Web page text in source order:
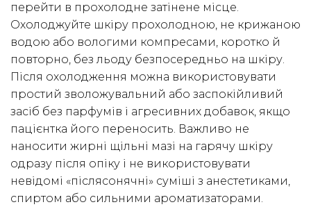
перейти в прохолодне затінене місце.
Охолоджуйте шкіру прохолодною, не крижаною
водою або вологими компресами, коротко й
повторно, без льоду безпосередньо на шкіру.
Після охолодження можна використовувати
простий зволожувальний або заспокійливий
засіб без парфумів і агресивних добавок, якщо
пацієнтка його переносить. Важливо не
наносити жирні щільні мазі на гарячу шкіру
одразу після опіку і не використовувати
невідомі «післясонячні» суміші з анестетиками,
спиртом або сильними ароматизаторами.